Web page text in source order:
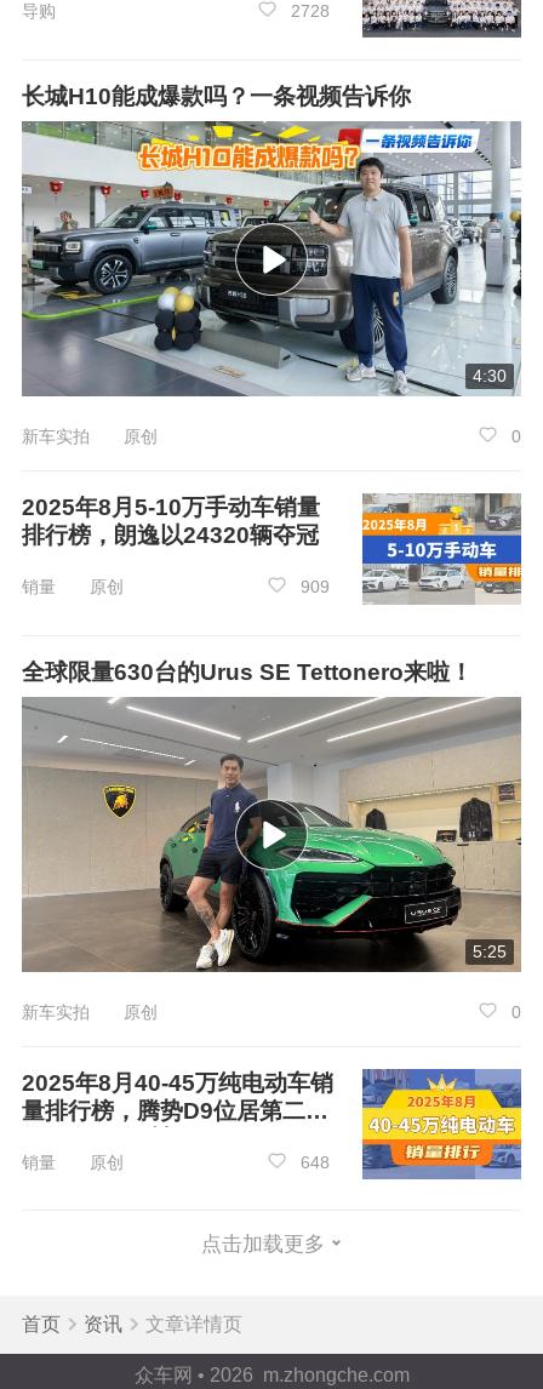
场，以“省油长续航、可靠不闹心、舒适也好开”的
地体验长穿魅力。
二代哈弗H9穿越版围绕长途穿越使用场景进
行了多维提升：
首先是续航层面的“省油长续航”。续航焦虑与
因。二代哈弗H9穿越版搭载131L双油箱，满油综
合续航可达1400km，轻松覆盖绝大多数长穿路线
需求，无需频繁寻找补给点；同时，其搭载的高
效柴油动力系统，供油雾化效果优异、燃烧效率
更高，百公里油耗仅9.3L，大幅降低出行成本。
其次是可靠性层面的“可靠不闹心”。极端环境
下的可靠性，不仅决定长穿体验，更关乎出行安
全。二代哈弗H9穿越版的柴油动力具备预热快、
高温散热高效的优势，即便在高原低温或暴晒环
境下也能稳定运行；
汽车深耕柴油技术多
更值得关注的是，二代哈弗H9穿越版全系标
配“三把锁”、AT越野轮胎，拥有9种驾驶模式，车
姿抬高30mm，空载状态下最小离地间隙提升至2
越野车“顶配专属”，如今都成为普通消费者的“标
导购 2728
长城H10能成爆款吗？一条视频告诉你
4:30
新车实拍 原创 0
2025年8月5-10万手动车销量
排行榜，朗逸以24320辆夺冠
销量 原创 909
全球限量630台的Urus SE Tettonero来啦！
5:25
新车实拍 原创 0
2025年8月40-45万纯电动车销
量排行榜，腾势D9位居第二，
销量 原创 648
点击加载更多
首页 资讯 文章详情页
众车网 • 2026 m.zhongche.com